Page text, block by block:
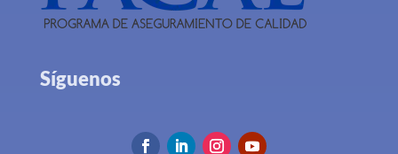
Síguenos